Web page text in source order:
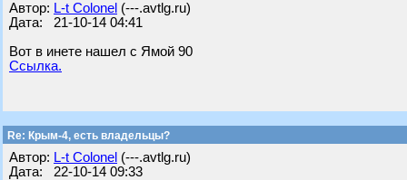
Автор: L-t Colonel (---.avtlg.ru)
Дата: 21-10-14 04:41
Вот в инете нашел с Ямой 90
Ссылка.
Re: Крым-4, есть владельцы?
Автор: L-t Colonel (---.avtlg.ru)
Дата: 22-10-14 09:33